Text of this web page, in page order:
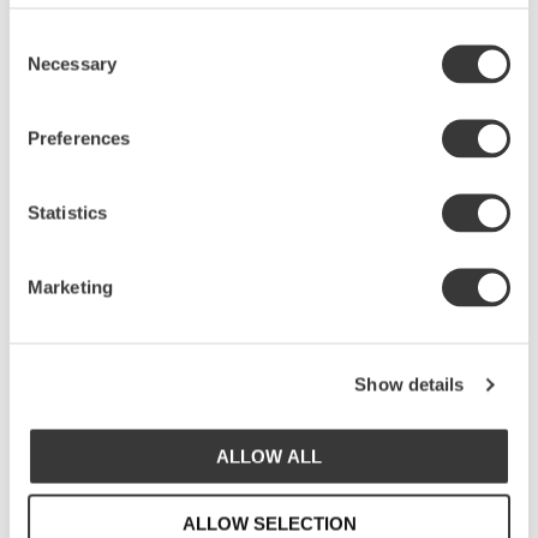
Selection
Necessary
Preferences
Statistics
Marketing
Show details
ALLOW ALL
ALLOW SELECTION